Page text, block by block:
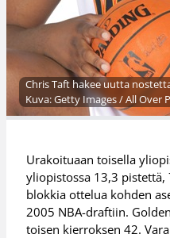
Chris Taft hakee uutta
Kuva: Getty Images / All Over
Urakoituaan toisella
yliopistossa 13,3 pistettä,
blokkia ottelua kohden
2005 NBA-draftiin.
toisen kierroksen 42.